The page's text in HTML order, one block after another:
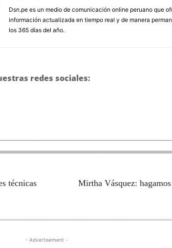
Dsn.pe es un medio de comunicación online peruano que
información actualizada en tiempo real y de manera
los 365 días del año.
redes sociales:
técnicas
Mirtha Vásquez:
- Advertisement -